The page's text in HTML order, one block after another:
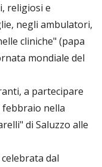
religiosi e
negli ambulatori,
cliniche" (papa
mondiale del
a partecipare
febbraio nella
di Saluzzo alle
dal